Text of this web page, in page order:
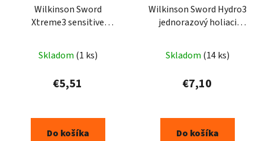
Wilkinson Sword
Xtreme3 sensitive
strojček s 3 čepieľkami
6ks
Skladom (1 ks)
€5,51
Do košíka
Wilkinson Sword Hydro3
jednorazový holiaci
Skladom (14 ks)
€7,10
Do košíka